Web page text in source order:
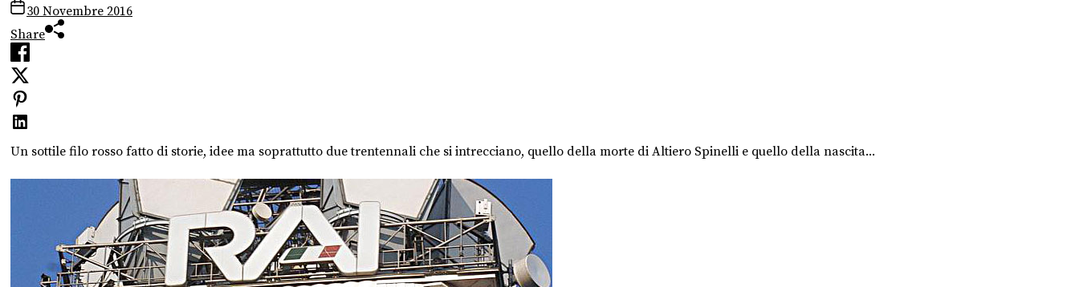
30 Novembre 2016
Share
Un sottile filo rosso fatto di storie, idee ma soprattutto due trentennali che si intrecciano, quello della morte di Altiero Spinelli e quello della nascita...